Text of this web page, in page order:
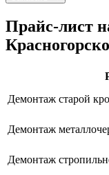
Прайс-лист
Демонтаж старой
Демонтаж
Демонтаж